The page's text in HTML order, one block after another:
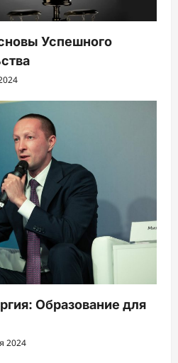
Успешного
Образование для
2024